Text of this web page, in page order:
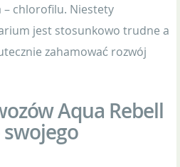
– chlorofilu. Niestety
jest stosunkowo trudne a
zahamować rozwój
Aqua Rebell
swojego